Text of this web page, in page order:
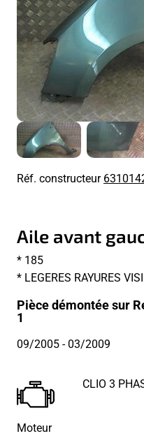
Réf. constructeur
Aile avant
* 185
* LEGERES RAYURES
Pièce démontée sur
1
09/2005- 03/2009
Moteur
CLIO 3